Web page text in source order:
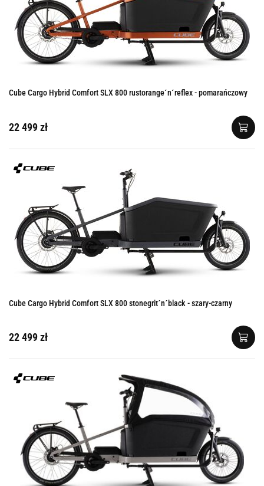
Cube Cargo Hybrid Comfort SLX 800 rustorange´n´reflex - pomarańczowy
22 499 zł
Cube Cargo Hybrid Comfort SLX 800 stonegrit´n´black - szary-czarny
22 499 zł